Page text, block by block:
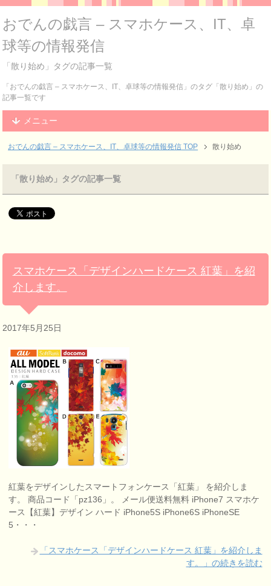
おでんの戯言 – スマホケース、IT、卓
球等の情報発信
「散り始め」タグの記事一覧
「おでんの戯言 – スマホケース、IT、卓球等の情報発信」のタグ「散り始め」の
記事一覧です
メニュー
おでんの戯言 – スマホケース、IT、卓球等の情報発信 TOP 散り始め
「散り始め」タグの記事一覧
スマホケース「デザインハードケース 紅葉」を紹
介します。
2017年5月25日
紅葉をデザインしたスマートフォンケース「紅葉」 を紹介しま
す。 商品コード「pz136」。 メール便送料無料 iPhone7 スマホケ
ース【紅葉】デザイン ハード iPhone5S iPhone6S iPhoneSE
5・・・
「スマホケース「デザインハードケース 紅葉」を紹介しま
す。」の続きを読む